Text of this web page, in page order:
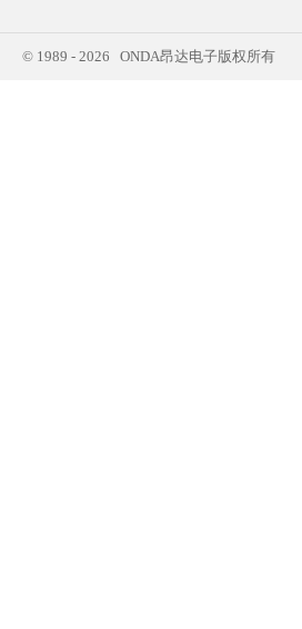
© 1989 - 2026 ONDA昂达电子版权所有